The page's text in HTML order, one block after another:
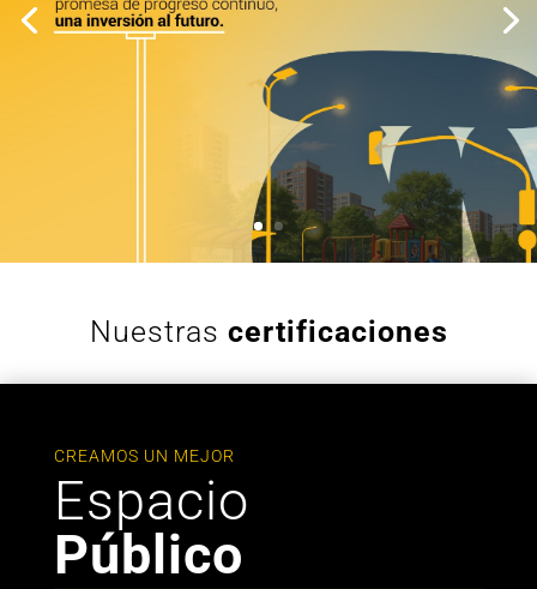
Nuestras certificaciones
CREAMOS UN MEJOR
Espacio
Público